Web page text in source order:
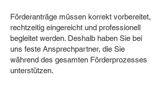
Förderanträge müssen korrekt vorbereitet,
rechtzeitig eingereicht und professionell
begleitet werden. Deshalb haben Sie bei
uns feste Ansprechpartner, die Sie
während des gesamten Förderprozesses
unterstützen.